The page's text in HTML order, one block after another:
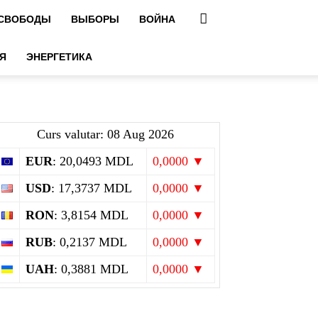
ВЫБОРЫ ВОЙНА
ЭНЕРГЕТИКА
Curs valutar: 08 Aug 2026
EUR: 20,0493 MDL
0,0000 ▼
USD: 17,3737 MDL
0,0000 ▼
RON: 3,8154 MDL
0,0000 ▼
RUB: 0,2137 MDL
0,0000 ▼
UAH: 0,3881 MDL 0,0000 ▼